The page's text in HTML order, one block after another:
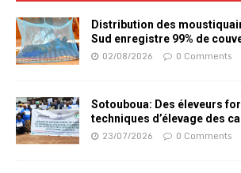
Distribution des
Sud enregistre 99% de
02/08/2026 0 Comments
Sotouboua: Des éleveurs
techniques d’élevage des
23/07/2026 0 Comments